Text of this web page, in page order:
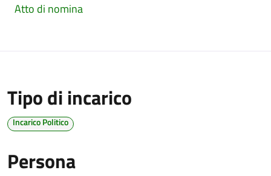
Atto di nomina
Tipo di incarico
Incarico Politico
Persona